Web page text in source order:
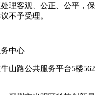
理客观、公正、公平，保
不予受理。
中心
山路公共服务平台5楼562